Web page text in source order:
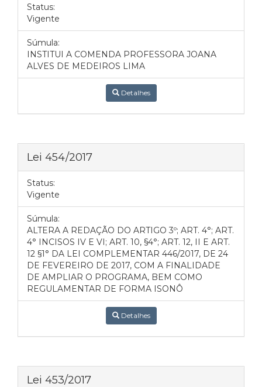
Status:
Vigente
Súmula:
INSTITUI A COMENDA PROFESSORA JOANA
ALVES DE MEDEIROS LIMA
Detalhes
Lei 454/2017
Status:
Vigente
Súmula:
ALTERA A REDAÇÃO DO ARTIGO 3º; ART. 4°; ART.
4° INCISOS IV E VI; ART. 10, §4°; ART. 12, II E ART.
12 §1° DA LEI COMPLEMENTAR 446/2017, DE 24
DE FEVEREIRO DE 2017, COM A FINALIDADE
DE AMPLIAR O PROGRAMA, BEM COMO
REGULAMENTAR DE FORMA ISONÔ
Detalhes
Lei 453/2017